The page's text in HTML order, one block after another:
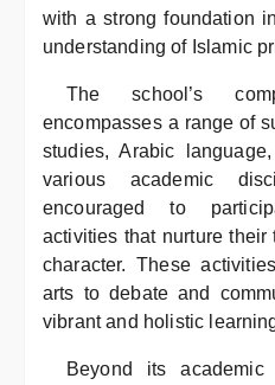
with a strong foundation
understanding of Islamic
The school’s
encompasses a range of
studies, Arabic
various academic
encouraged to
activities that nurture
character. These
arts to debate and
vibrant and holistic
Beyond its academic